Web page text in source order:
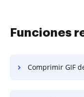
Funciones
Comprimir GIF de menos de 5